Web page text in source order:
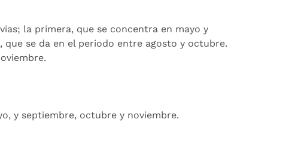
la primera, que se concentra en mayo y
se da en el periodo entre agosto y octubre.
y septiembre, octubre y noviembre.